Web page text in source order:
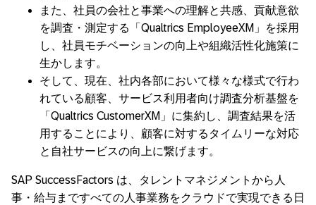
また、社員の会社と事業への理解と共感、貢献意欲
を調査・測定する「Qualtrics EmployeeXM」を採用
し、社員モチベーションの向上や組織活性化施策に
生かします。
そして、現在、社内各部において様々な様式で行わ
れている顧客、サービス利用者向け調査分析基盤を
「Qualtrics CustomerXM」に集約し、調査結果を活
用することにより、顧客に対するタイムリーな対応
と自社サービスの向上に繋げます。
SAP SuccessFactors は、タレントマネジメントから人
事・給与まですべての人事業務をクラウドで実現できる日